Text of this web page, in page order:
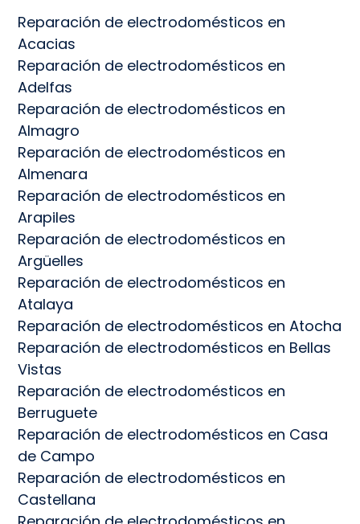
Reparación de electrodomésticos en
Acacias
Reparación de electrodomésticos en
Adelfas
Reparación de electrodomésticos en
Almagro
Reparación de electrodomésticos en
Almenara
Reparación de electrodomésticos en
Arapiles
Reparación de electrodomésticos en
Argüelles
Reparación de electrodomésticos en
Atalaya
Reparación de electrodomésticos en Atocha
Reparación de electrodomésticos en Bellas
Vistas
Reparación de electrodomésticos en
Berruguete
Reparación de electrodomésticos en Casa
de Campo
Reparación de electrodomésticos en
Castellana